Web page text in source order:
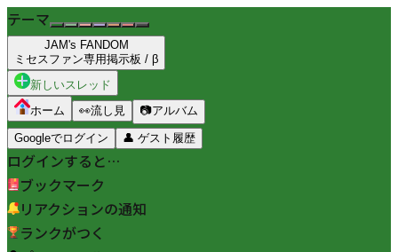
テーマ
JAM's FANDOM
ミセスファン専用掲示板 / β
新しいスレッド
ホーム
👀流し見 📷アルバム
Googleでログイン 👤 ゲスト履歴
ログインすると…
ブックマーク
リアクションの通知
ランクがつく